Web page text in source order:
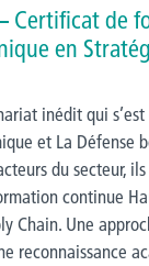
Certificat de
en
inédit qui
et La Défense
du secteur,
continue
Chain. Une
reconnaissance